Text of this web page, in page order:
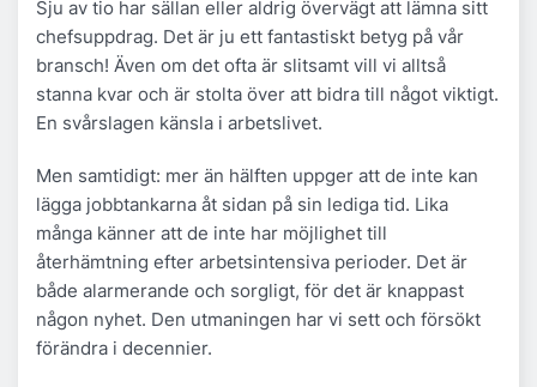
Sju av tio har sällan eller aldrig övervägt att lämna sitt
chefsuppdrag. Det är ju ett fantastiskt betyg på vår
bransch! Även om det ofta är slitsamt vill vi alltså
stanna kvar och är stolta över att bidra till något viktigt.
En svårslagen känsla i arbetslivet.
Men samtidigt: mer än hälften uppger att de inte kan
lägga jobbtankarna åt sidan på sin lediga tid. Lika
många känner att de inte har möjlighet till
återhämtning efter arbetsintensiva perioder. Det är
både alarmerande och sorgligt, för det är knappast
någon nyhet. Den utmaningen har vi sett och försökt
förändra i decennier.